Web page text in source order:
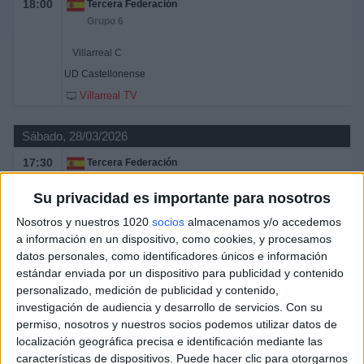
Su privacidad es importante para nosotros
Nosotros y nuestros 1020 socios almacenamos y/o accedemos
a información en un dispositivo, como cookies, y procesamos
datos personales, como identificadores únicos e información
estándar enviada por un dispositivo para publicidad y contenido
personalizado, medición de publicidad y contenido,
investigación de audiencia y desarrollo de servicios. Con su
permiso, nosotros y nuestros socios podemos utilizar datos de
localización geográfica precisa e identificación mediante las
características de dispositivos. Puede hacer clic para otorgarnos
18:00
Tercera Federación
Grupo 6
Villarreal C
UD Castellonense
Villarreal TV
Sábado, 28/03/2026
17:30
Tercera Federación
At. Saguntino
Villarreal TV
Domingo, 22/03/2026
18:00
Tercera Federación
Grupo 6